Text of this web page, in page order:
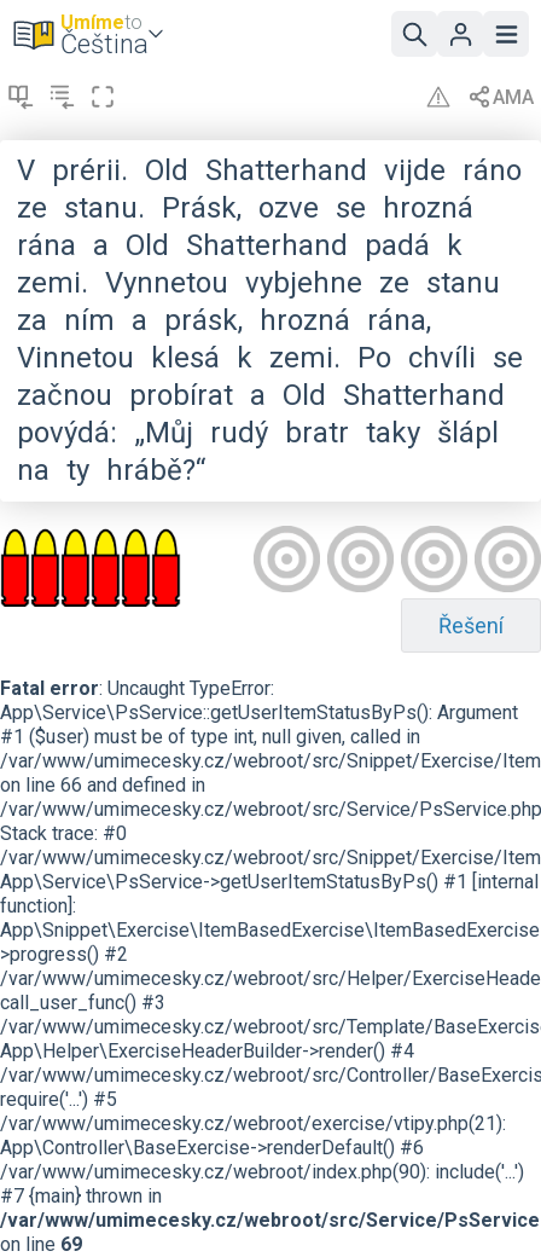
Umímeto
Čeština
V prérii. Old Shatterhand vijde
ráno
ze stanu. Prásk, ozve se
hrozná
rána a Old Shatterhand padá
k
zemi. Vynnetou vybjehne ze stanu
za
ním a prásk, hrozná
rána,
Vinnetou
klesá k zemi. Po chvíli se
začnou
probírat a Old
Shatterhand
povýdá:
„Můj rudý bratr taky šlápl
na ty hrábě?“
Řešení
Fatal error: Uncaught TypeError:
App\Service\PsService::getUserItemStatusByPs(): Argument
#1 ($user) must be of type int, null given, called in
/var/www/umimecesky.cz/webroot/src/Snippet/Exercise/
on line 66 and defined in
/var/www/umimecesky.cz/webroot/src/Service/
Stack trace: #0
/var/www/umimecesky.cz/webroot/src/Snippet/Exercise/
App\Service\PsService->getUserItemStatusByPs() #1 [internal
function]:
>progress() #2
/var/www/umimecesky.cz/webroot/src/Helper/
call_user_func() #3
/var/www/umimecesky.cz/webroot/src/Template/
App\Helper\ExerciseHeaderBuilder->render() #4
/var/www/umimecesky.cz/webroot/src/Controller/
require('...') #5
/var/www/umimecesky.cz/webroot/exercise/vtipy.php(21):
App\Controller\BaseExercise->renderDefault() #6
/var/www/umimecesky.cz/webroot/index.php(90): include('...')
#7 {main} thrown in
/var/www/umimecesky.cz/webroot/src/Service/
on line 69